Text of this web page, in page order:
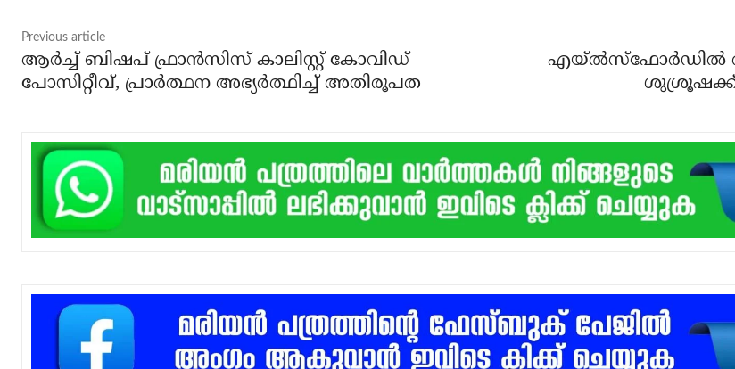
Previous article
ആര്‍ച്ച് ബിഷപ് ഫ്രാന്‍സിസ് കാലിസ്റ്റ് കോവിഡ്
പോസിറ്റീവ്, പ്രാര്‍ത്ഥന അഭ്യര്‍ത്ഥിച്ച് അതിരൂപത
എയ്‌ൽസ്‌ഫോർഡിൽ